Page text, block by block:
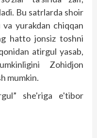
Bu satrlarda shoir
yurakdan chiqqan
hatto jonsiz toshni
atirgul yasab,
Zohidjon
mumkin.
she'riga e'tibor